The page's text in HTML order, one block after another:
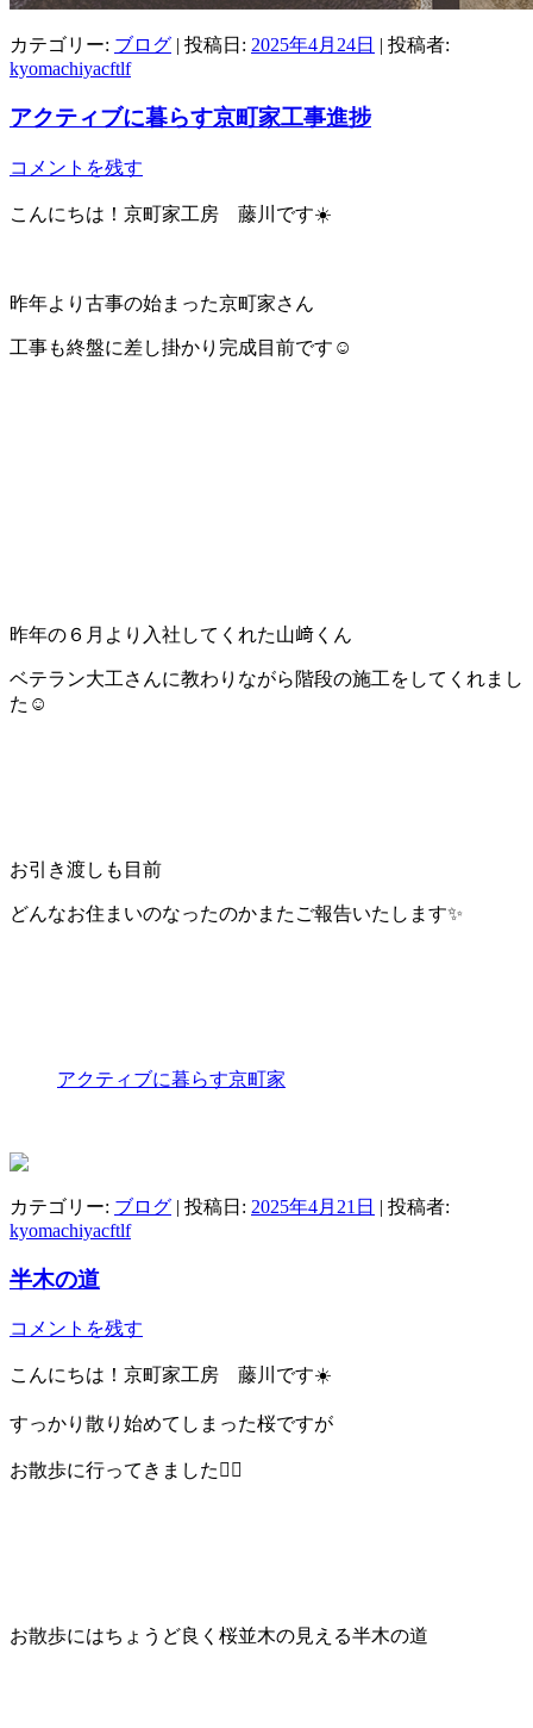
カテゴリー: ブログ | 投稿日: 2025年4月24日 | 投稿者:
kyomachiyacftlf
アクティブに暮らす京町家工事進捗
コメントを残す
こんにちは！京町家工房 藤川です☀️
昨年より古事の始まった京町家さん
工事も終盤に差し掛かり完成目前です☺️
昨年の６月より入社してくれた山﨑くん
ベテラン大工さんに教わりながら階段の施工をしてくれまし
た☺️
お引き渡しも目前
どんなお住まいのなったのかまたご報告いたします✨
アクティブに暮らす京町家
カテゴリー: ブログ | 投稿日: 2025年4月21日 | 投稿者:
kyomachiyacftlf
半木の道
コメントを残す
こんにちは！京町家工房 藤川です☀️
すっかり散り始めてしまった桜ですが
お散歩に行ってきました🚶‍♂️
お散歩にはちょうど良く桜並木の見える半木の道